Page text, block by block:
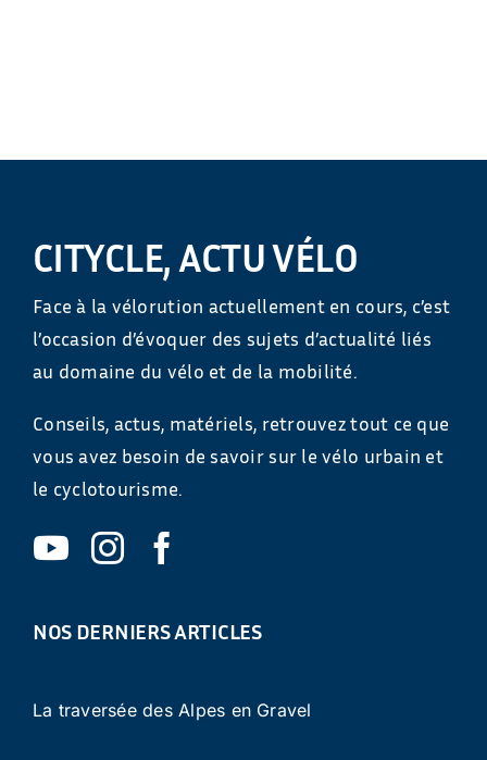
CITYCLE, ACTU VÉLO
Face à la vélorution actuellement en cours, c’est
l’occasion d’évoquer des sujets d’actualité liés
au domaine du vélo et de la mobilité.
Conseils, actus, matériels, retrouvez tout ce que
vous avez besoin de savoir sur le vélo urbain et
le cyclotourisme.
NOS DERNIERS ARTICLES
La traversée des Alpes en Gravel